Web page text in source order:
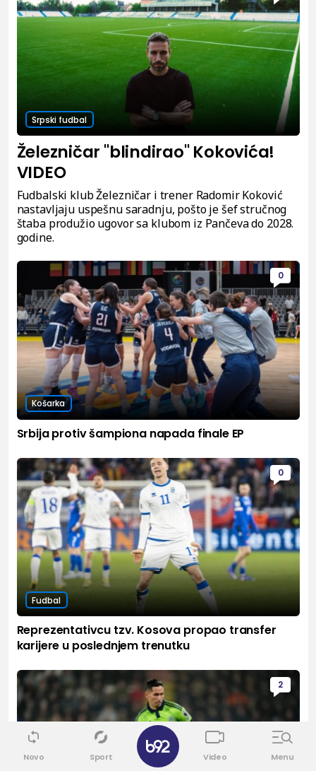
Srpski fudbal
Železničar "blindirao" Kokovića!
VIDEO
Fudbalski klub Železničar i trener Radomir Koković
nastavljaju uspešnu saradnju, pošto je šef stručnog
štaba produžio ugovor sa klubom iz Pančeva do 2028.
godine.
0
Košarka
Srbija protiv šampiona napada finale EP
0
Fudbal
Reprezentativcu tzv. Kosova propao transfer
karijere u poslednjem trenutku
2
Novo Sport Video Menu
✕